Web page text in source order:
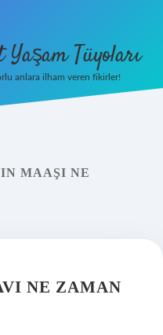
Yaşam Tüyoları
anlara ilham veren fikirler!
MAAŞI NE
NE ZAMAN